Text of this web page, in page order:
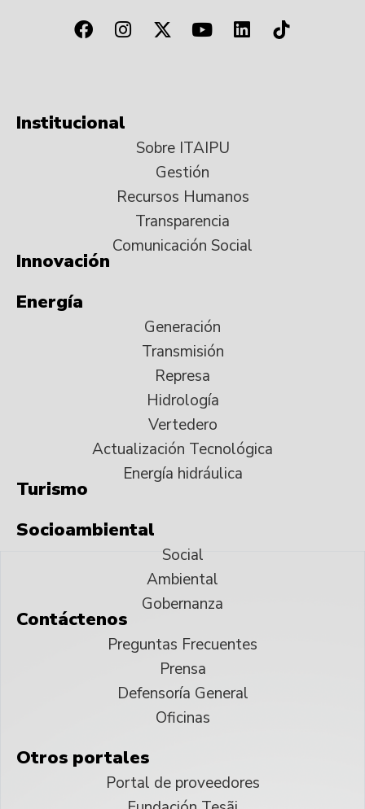
Institucional
Sobre ITAIPU
Gestión
Recursos Humanos
Transparencia
Comunicación Social
Innovación
Energía
Generación
Transmisión
Represa
Hidrología
Vertedero
Actualización Tecnológica
Energía hidráulica
Turismo
Socioambiental
Social
Ambiental
Gobernanza
Contáctenos
Preguntas Frecuentes
Prensa
Defensoría General
Oficinas
Otros portales
Portal de proveedores